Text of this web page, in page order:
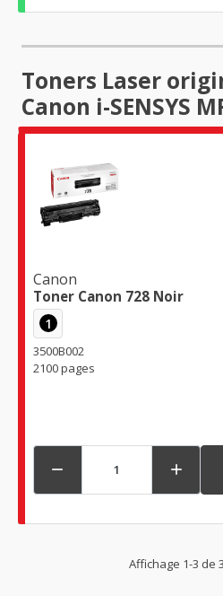
Toners Laser
Canon i-SENSYS
Canon
Toner Canon 728 Noir
1
3500B002
2100 pages
 
Affichage 1-3 de